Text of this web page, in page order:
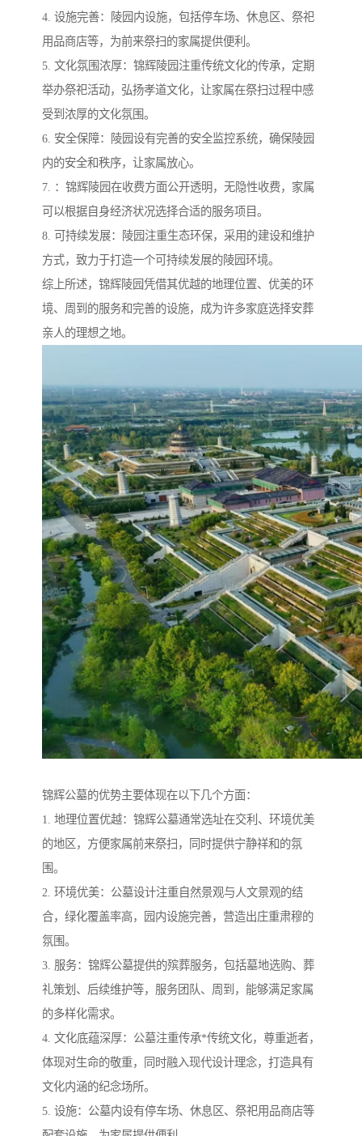
4. 设施完善：陵园内设施，包括停车场、休息区、祭祀
用品商店等，为前来祭扫的家属提供便利。
5. 文化氛围浓厚：锦辉陵园注重传统文化的传承，定期
举办祭祀活动，弘扬孝道文化，让家属在祭扫过程中感
受到浓厚的文化氛围。
6. 安全保障：陵园设有完善的安全监控系统，确保陵园
内的安全和秩序，让家属放心。
7. ：锦辉陵园在收费方面公开透明，无隐性收费，家属
可以根据自身经济状况选择合适的服务项目。
8. 可持续发展：陵园注重生态环保，采用的建设和维护
方式，致力于打造一个可持续发展的陵园环境。
综上所述，锦辉陵园凭借其优越的地理位置、优美的环
境、周到的服务和完善的设施，成为许多家庭选择安葬
亲人的理想之地。
锦辉公墓的优势主要体现在以下几个方面：
1. 地理位置优越：锦辉公墓通常选址在交利、环境优美
的地区，方便家属前来祭扫，同时提供宁静祥和的氛
围。
2. 环境优美：公墓设计注重自然景观与人文景观的结
合，绿化覆盖率高，园内设施完善，营造出庄重肃穆的
氛围。
3. 服务：锦辉公墓提供的殡葬服务，包括墓地选购、葬
礼策划、后续维护等，服务团队、周到，能够满足家属
的多样化需求。
4. 文化底蕴深厚：公墓注重传承*传统文化，尊重逝者，
体现对生命的敬重，同时融入现代设计理念，打造具有
文化内涵的纪念场所。
5. 设施：公墓内设有停车场、休息区、祭祀用品商店等